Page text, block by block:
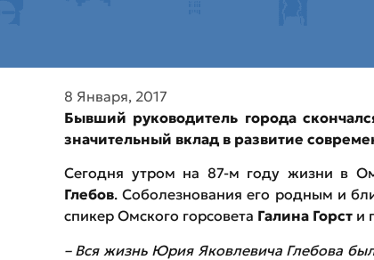
8 Января, 2017
Бывший руководитель города
значительный вклад в развитие
Сегодня утром на 87-м году жизни в
Глебов. Соболезнования его родным и
спикер Омского горсовета Галина Горст и
– Вся жизнь Юрия Яковлевича Глебова